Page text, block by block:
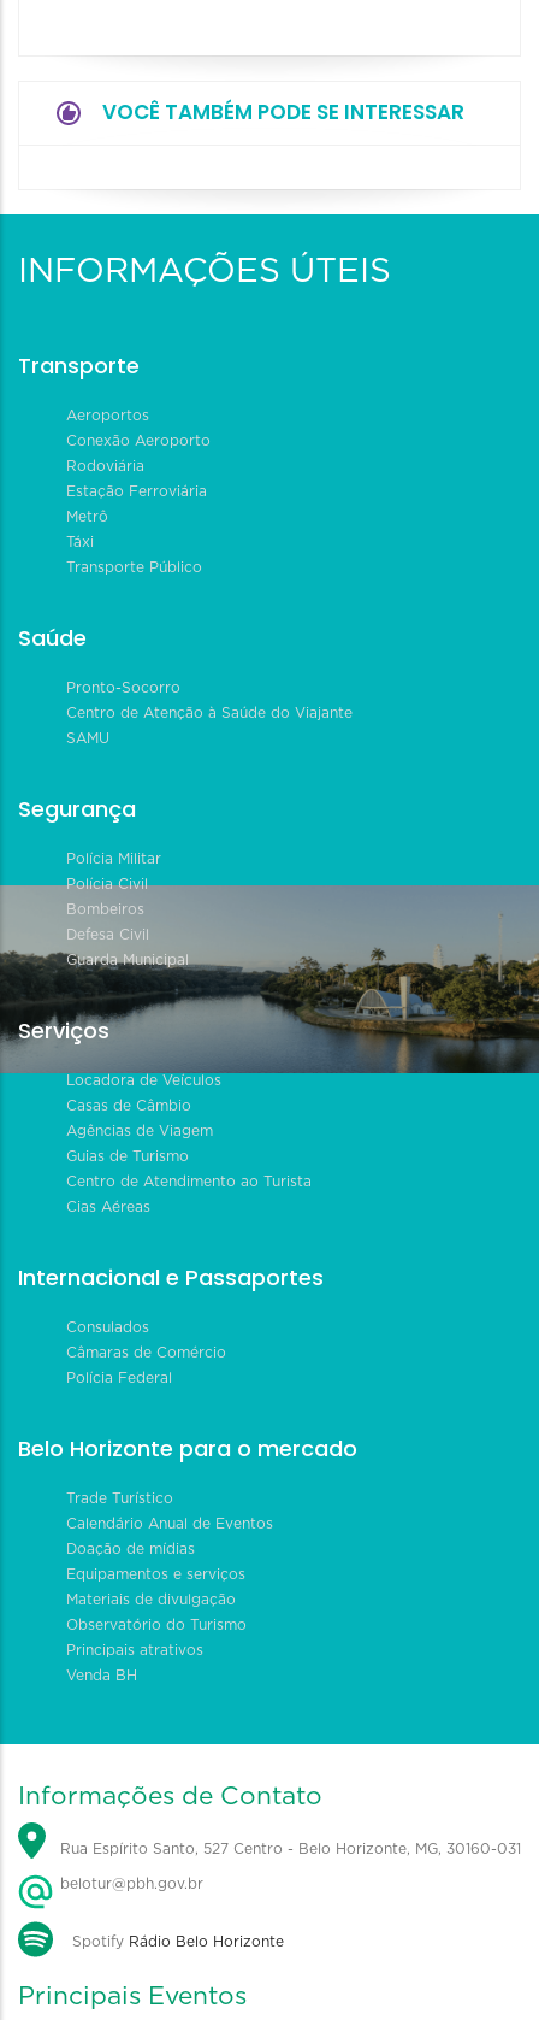
VOCÊ TAMBÉM PODE SE INTERESSAR
INFORMAÇÕES ÚTEIS
Transporte
Aeroportos
Conexão Aeroporto
Rodoviária
Estação Ferroviária
Metrô
Táxi
Transporte Público
Saúde
Pronto-Socorro
Centro de Atenção à Saúde do Viajante
SAMU
Segurança
Polícia Militar
Polícia Civil
Bombeiros
Defesa Civil
Guarda Municipal
Serviços
Locadora de Veículos
Casas de Câmbio
Agências de Viagem
Guias de Turismo
Centro de Atendimento ao Turista
Cias Aéreas
Internacional e Passaportes
Consulados
Câmaras de Comércio
Polícia Federal
Belo Horizonte para o mercado
Trade Turístico
Calendário Anual de Eventos
Doação de mídias
Equipamentos e serviços
Materiais de divulgação
Observatório do Turismo
Principais atrativos
Venda BH
Informações de Contato
Rua Espírito Santo, 527 Centro - Belo Horizonte, MG, 30160-031
belotur@pbh.gov.br
Spotify Rádio Belo Horizonte
Principais Eventos